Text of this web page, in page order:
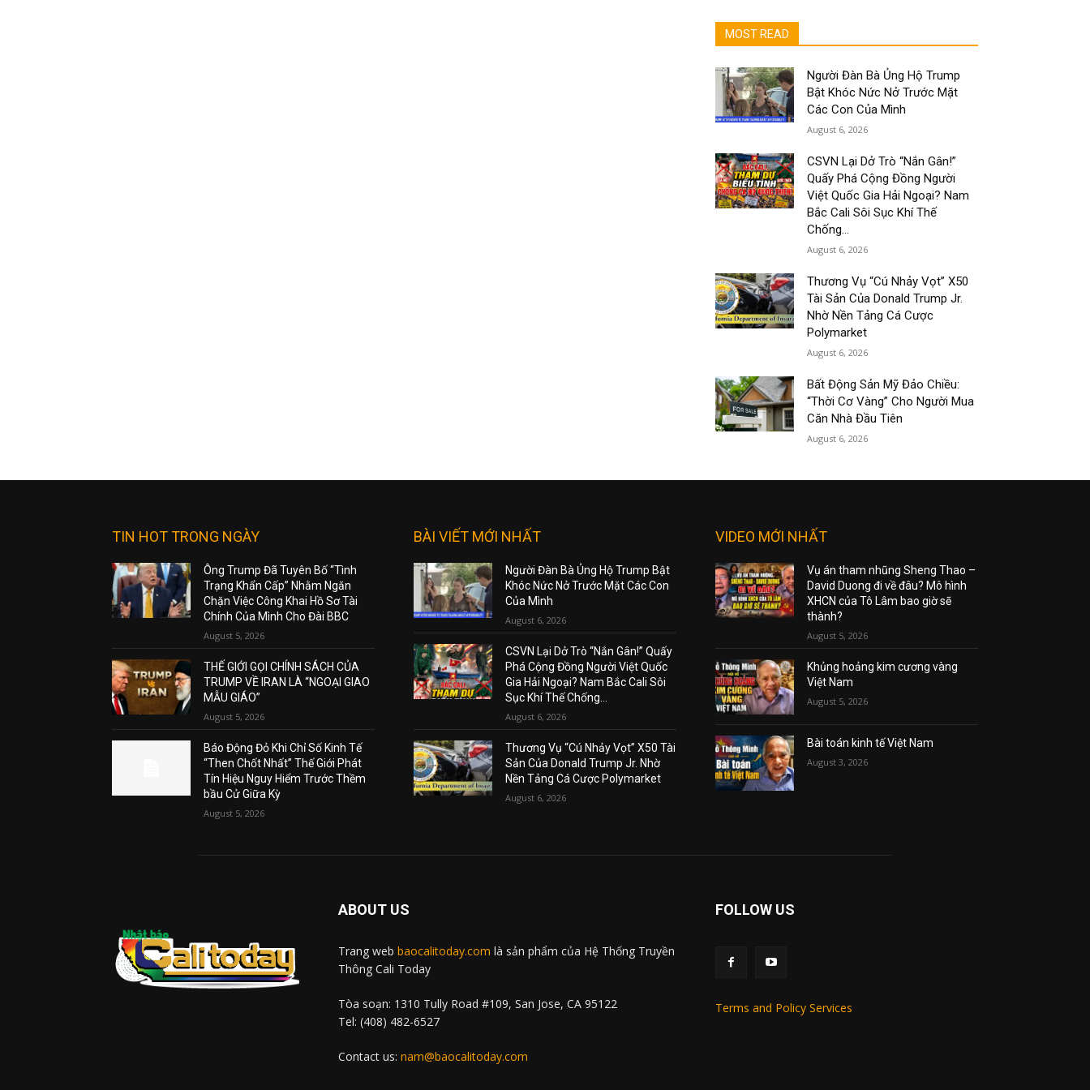
MOST READ
Người Đàn Bà Ủng Hộ Trump
Bật Khóc Nức Nở Trước Mặt
Các Con Của Mình
August 6, 2026
CSVN Lại Dở Trò “Nắn Gân!”
Quấy Phá Cộng Đồng Người
Việt Quốc Gia Hải Ngoại? Nam
Bắc Cali Sôi Sục Khí Thế
Chống...
August 6, 2026
Thương Vụ “Cú Nhảy Vọt” X50
Tài Sản Của Donald Trump Jr.
Nhờ Nền Tảng Cá Cược
Polymarket
August 6, 2026
Bất Động Sản Mỹ Đảo Chiều:
“Thời Cơ Vàng” Cho Người Mua
Căn Nhà Đầu Tiên
August 6, 2026
TIN HOT TRONG NGÀY
Ông Trump Đã Tuyên Bố “Tình
Trạng Khẩn Cấp” Nhằm Ngăn
Chặn Việc Công Khai Hồ Sơ Tài
Chính Của Mình Cho Đài BBC
August 5, 2026
THẾ GIỚI GỌI CHÍNH SÁCH CỦA
TRUMP VỀ IRAN LÀ “NGOẠI GIAO
MẪU GIÁO”
August 5, 2026
Báo Động Đỏ Khi Chỉ Số Kinh Tế
“Then Chốt Nhất” Thế Giới Phát
Tín Hiệu Nguy Hiểm Trước Thềm
bầu Cử Giữa Kỳ
August 5, 2026
BÀI VIẾT MỚI NHẤT
Người Đàn Bà Ủng Hộ Trump Bật
Khóc Nức Nở Trước Mặt Các Con
Của Mình
August 6, 2026
CSVN Lại Dở Trò “Nắn Gân!” Quấy
Phá Cộng Đồng Người Việt Quốc
Gia Hải Ngoại? Nam Bắc Cali Sôi
Sục Khí Thế Chống...
August 6, 2026
Thương Vụ “Cú Nhảy Vọt” X50 Tài
Sản Của Donald Trump Jr. Nhờ
Nền Tảng Cá Cược Polymarket
August 6, 2026
VIDEO MỚI NHẤT
Vụ án tham nhũng Sheng Thao –
David Duong đi về đâu? Mô hình
XHCN của Tô Lâm bao giờ sẽ
thành?
August 5, 2026
Khủng hoảng kim cương vàng
Việt Nam
August 5, 2026
Bài toán kinh tế Việt Nam
August 3, 2026
ABOUT US
Trang web baocalitoday.com là sản phẩm của Hệ Thống Truyền
Thông Cali Today
Tòa soạn: 1310 Tully Road #109, San Jose, CA 95122
Tel: (408) 482-6527
Contact us: nam@baocalitoday.com
FOLLOW US
Terms and Policy Services